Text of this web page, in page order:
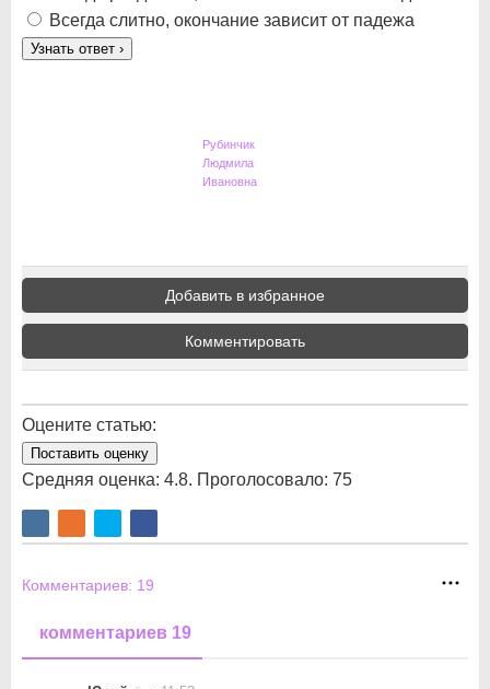
Всегда слитно, окончание зависит от падежа
Узнать ответ ›
Рубинчик
Людмила
Ивановна
Добавить в избранное
Комментировать
Оцените статью:
Поставить оценку
Средняя оценка: 4.8. Проголосовало: 75
Комментариев: 19
комментариев 19